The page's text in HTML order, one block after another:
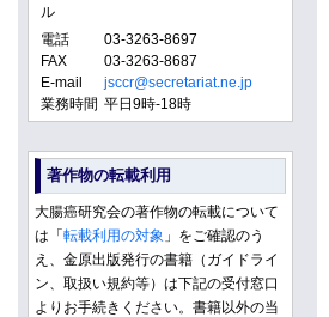
ル
電話
03-3263-8697
FAX
03-3263-8687
E-mail
jsccr@secretariat.ne.jp
業務時間 平日9時-18時
著作物の転載利用
大腸癌研究会の著作物の転載について
は「転載利用の対象 」をご確認のう
え、金原出版発行の書籍（ガイドライ
ン、取扱い規約等）は下記の受付窓口
よりお手続きください。書籍以外の当